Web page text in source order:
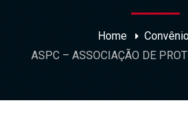
Home
ASPC – ASSOCIAÇÃO DE